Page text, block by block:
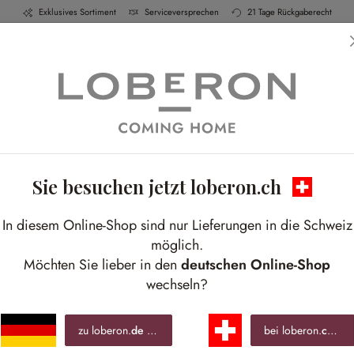
Exklusives Sortiment Serviceversprechen 21 Tage Rückgaberecht
Küche Schlafen Bad
Sie besuchen jetzt loberon.ch
In diesem Online-Shop sind nur Lieferungen in die Schweiz
möglich.
Möchten Sie lieber in den deutschen Online-Shop
wechseln?
zu loberon.de bei loberon.ch